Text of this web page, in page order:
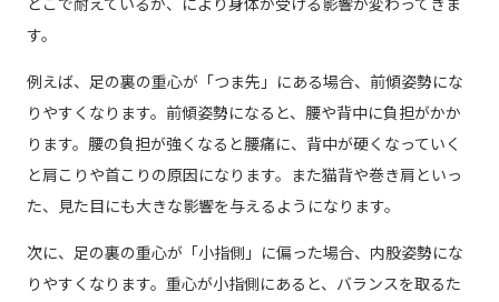
す。
例えば、足の裏の重心が「つま先」にある場合、前傾姿勢にな
りやすくなります。前傾姿勢になると、腰や背中に負担がかか
ります。腰の負担が強くなると腰痛に、背中が硬くなっていく
と肩こりや首こりの原因になります。また猫背や巻き肩といっ
た、見た目にも大きな影響を与えるようになります。
次に、足の裏の重心が「小指側」に偏った場合、内股姿勢にな
りやすくなります。重心が小指側にあると、バランスを取るた